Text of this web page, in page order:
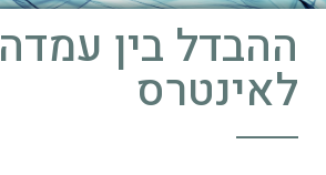
ההבדל בין עמדה
לאינטרס